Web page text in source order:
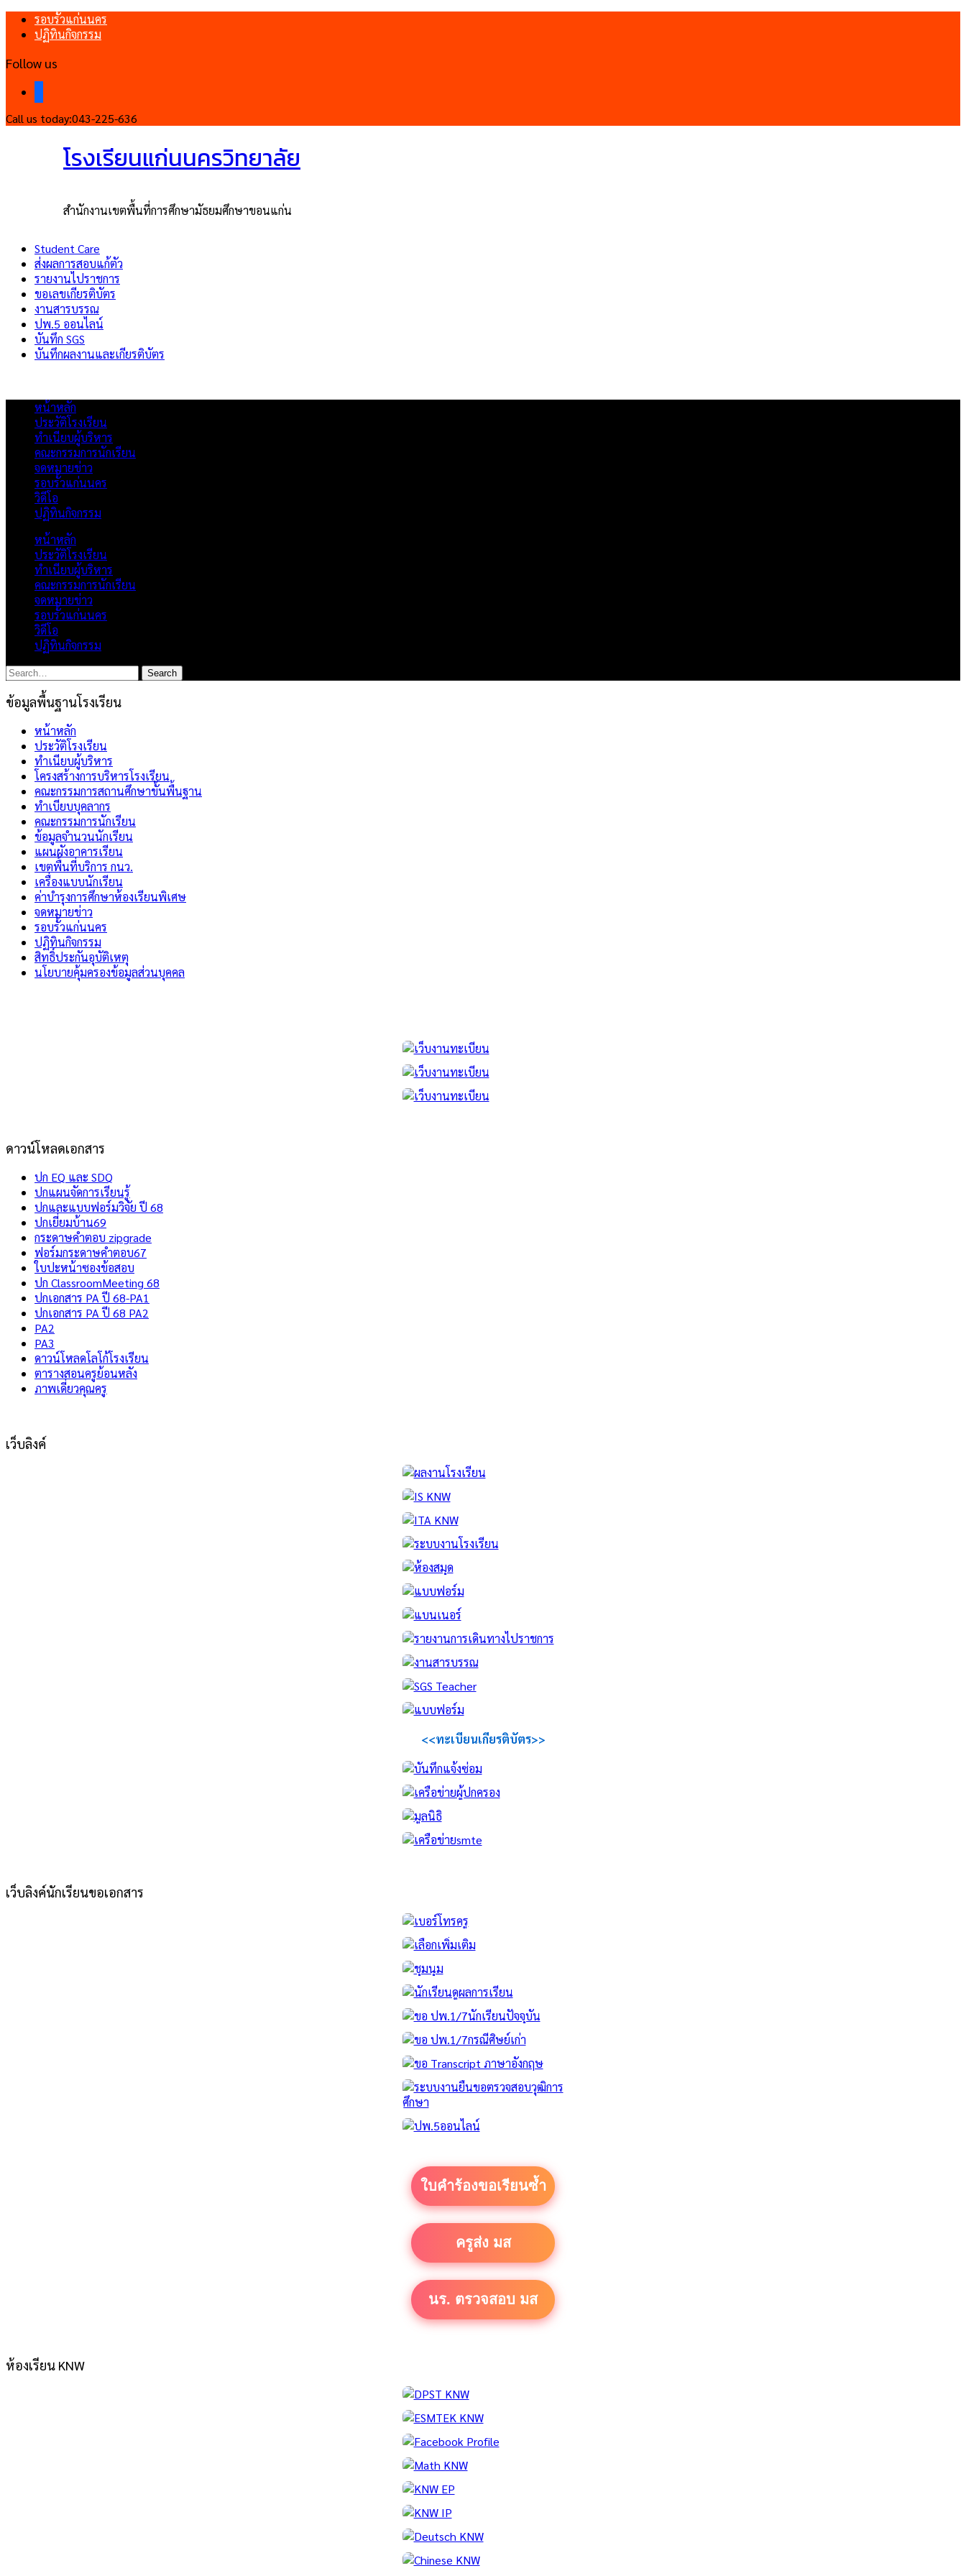
รอบรั้วแก่นนคร
ปฏิทินกิจกรรม
Follow us
Call us today:043-225-636
โรงเรียนแก่นนครวิทยาลัย
สำนักงานเขตพื้นที่การศึกษามัธยมศึกษาขอนแก่น
Student Care
ส่งผลการสอบแก้ตัว
รายงานไปราชการ
ขอเลขเกียรติบัตร
งานสารบรรณ
ปพ.5 ออนไลน์
บันทึก SGS
บันทึกผลงานและเกียรติบัตร
หน้าหลัก
ประวัติโรงเรียน
ทำเนียบผู้บริหาร
คณะกรรมการนักเรียน
จดหมายข่าว
รอบรั้วแก่นนคร
วิดีโอ
ปฏิทินกิจกรรม
หน้าหลัก
ประวัติโรงเรียน
ทำเนียบผู้บริหาร
คณะกรรมการนักเรียน
จดหมายข่าว
รอบรั้วแก่นนคร
วิดีโอ
ปฏิทินกิจกรรม
ข้อมูลพื้นฐานโรงเรียน
หน้าหลัก
ประวัติโรงเรียน
ทำเนียบผู้บริหาร
โครงสร้างการบริหารโรงเรียน
คณะกรรมการสถานศึกษาขั้นพื้นฐาน
ทำเบียบบุคลากร
คณะกรรมการนักเรียน
ข้อมูลจำนวนนักเรียน
แผนผังอาคารเรียน
เขตพื้นที่บริการ กนว.
เครื่องแบบนักเรียน
ค่าบำรุงการศึกษาห้องเรียนพิเศษ
จดหมายข่าว
รอบรั้วแก่นนคร
ปฏิทินกิจกรรม
สิทธิ์ประกันอุบัติเหตุ
นโยบายคุ้มครองข้อมูลส่วนบุคคล
ดาวน์โหลดเอกสาร
ปก EQ และ SDQ
ปกแผนจัดการเรียนรู้
ปกและแบบฟอร์มวิจัย ปี 68
ปกเยี่ยมบ้าน69
กระดาษคำตอบ zipgrade
ฟอร์มกระดาษคำตอบ67
ใบปะหน้าซองข้อสอบ
ปก ClassroomMeeting 68
ปกเอกสาร PA ปี 68-PA1
ปกเอกสาร PA ปี 68 PA2
PA2
PA3
ดาวน์โหลดโลโก้โรงเรียน
ตารางสอนครูย้อนหลัง
ภาพเดี่ยวคุณครู
เว็บลิงค์
<<ทะเบียนเกียรติบัตร>>
เว็บลิงค์นักเรียนขอเอกสาร
ใบคำร้องขอเรียนซ้ำ
ครูส่ง มส
นร. ตรวจสอบ มส
ห้องเรียน KNW